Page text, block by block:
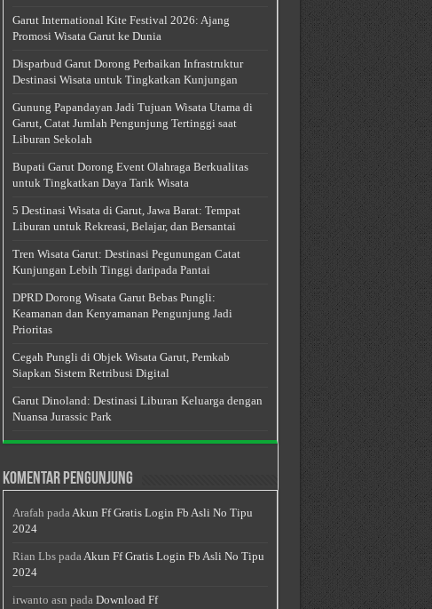
Garut International Kite Festival 2026: Ajang
Promosi Wisata Garut ke Dunia
Disparbud Garut Dorong Perbaikan Infrastruktur
Destinasi Wisata untuk Tingkatkan Kunjungan
Gunung Papandayan Jadi Tujuan Wisata Utama di
Garut, Catat Jumlah Pengunjung Tertinggi saat
Liburan Sekolah
Bupati Garut Dorong Event Olahraga Berkualitas
untuk Tingkatkan Daya Tarik Wisata
5 Destinasi Wisata di Garut, Jawa Barat: Tempat
Liburan untuk Rekreasi, Belajar, dan Bersantai
Tren Wisata Garut: Destinasi Pegunungan Catat
Kunjungan Lebih Tinggi daripada Pantai
DPRD Dorong Wisata Garut Bebas Pungli:
Keamanan dan Kenyamanan Pengunjung Jadi
Prioritas
Cegah Pungli di Objek Wisata Garut, Pemkab
Siapkan Sistem Retribusi Digital
Garut Dinoland: Destinasi Liburan Keluarga dengan
Nuansa Jurassic Park
Komentar Pengunjung
Arafah padaAkun Ff Gratis Login Fb Asli No Tipu
2024
Rian LbspadaAkun Ff Gratis Login Fb Asli No Tipu
2024
irwanto asn pada Download Ff